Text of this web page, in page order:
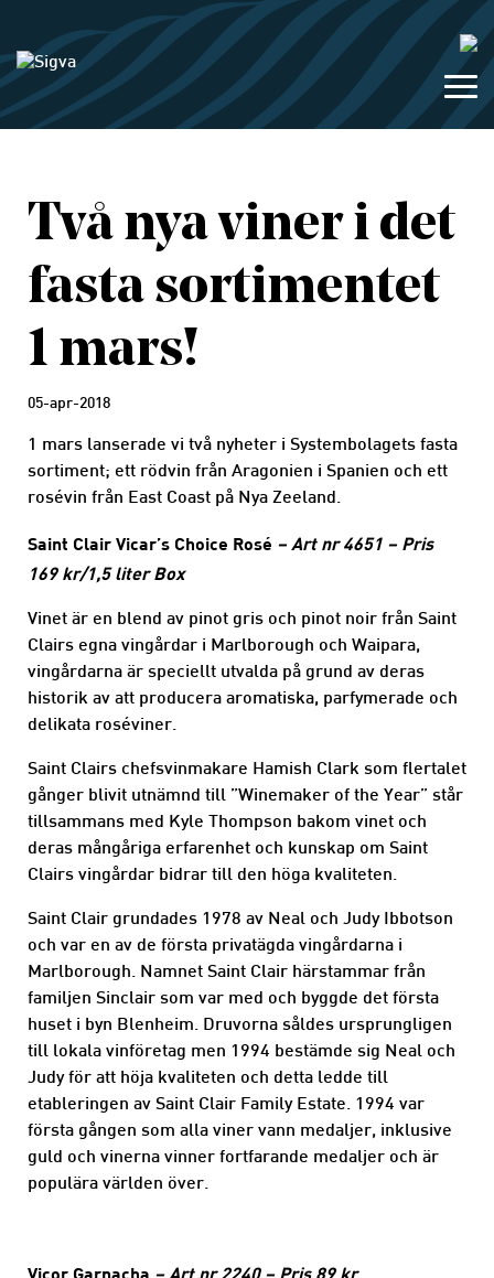
Två nya viner i det
fasta sortimentet
1 mars!
05-apr-2018
1 mars lanserade vi två nyheter i Systembolagets fasta
sortiment; ett rödvin från Aragonien i Spanien och ett
rosévin från East Coast på Nya Zeeland.
Saint Clair Vicar’s Choice Rosé – Art nr 4651 – Pris
169 kr/1,5 liter Box
Vinet är en blend av pinot gris och pinot noir från Saint
Clairs egna vingårdar i Marlborough och Waipara,
vingårdarna är speciellt utvalda på grund av deras
historik av att producera aromatiska, parfymerade och
delikata roséviner.
Saint Clairs chefsvinmakare Hamish Clark som flertalet
gånger blivit utnämnd till ”Winemaker of the Year” står
tillsammans med Kyle Thompson bakom vinet och
deras mångåriga erfarenhet och kunskap om Saint
Clairs vingårdar bidrar till den höga kvaliteten.
Saint Clair grundades 1978 av Neal och Judy Ibbotson
och var en av de första privatägda vingårdarna i
Marlborough. Namnet Saint Clair härstammar från
familjen Sinclair som var med och byggde det första
huset i byn Blenheim. Druvorna såldes ursprungligen
till lokala vinföretag men 1994 bestämde sig Neal och
Judy för att höja kvaliteten och detta ledde till
etableringen av Saint Clair Family Estate. 1994 var
första gången som alla viner vann medaljer, inklusive
guld och vinerna vinner fortfarande medaljer och är
populära världen över.
Vicor Garnacha – Art nr 2240 – Pris 89 kr